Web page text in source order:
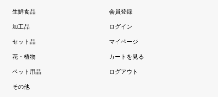
生鮮食品
加工品
セット品
花・植物
ペット用品
その他
会員登録
ログイン
マイページ
カートを見る
ログアウト